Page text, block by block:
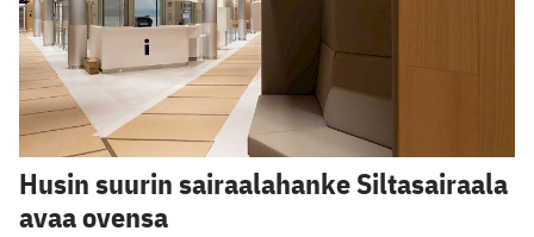
Husin suurin sairaalahanke Siltasairaala
avaa ovensa